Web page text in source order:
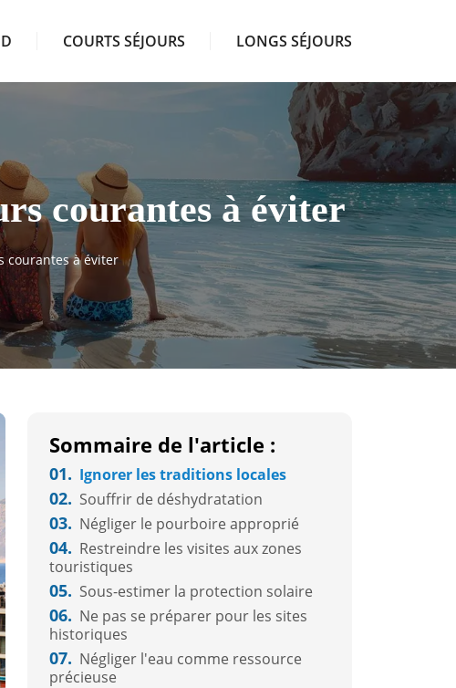
COURTS SÉJOURS LONGS SÉJOURS
courantes à éviter
courantes à éviter
Sommaire de l'article :
01. Ignorer les traditions locales
02. Souffrir de déshydratation
03. Négliger le pourboire approprié
04. Restreindre les visites aux zones
touristiques
05. Sous-estimer la protection solaire
06. Ne pas se préparer pour les sites
historiques
07. Négliger l'eau comme ressource
précieuse